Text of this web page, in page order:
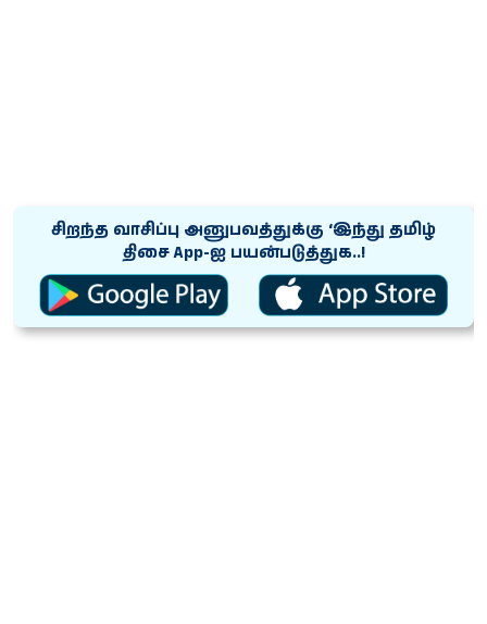
சிறந்த வாசிப்பு அனுபவத்துக்கு ‘இந்து தமிழ்
திசை App-ஐ பயன்படுத்துக..!